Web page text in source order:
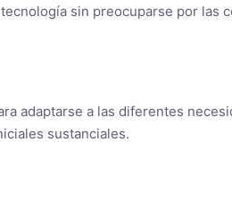
sin preocuparse por las
adaptarse a las diferentes
sustanciales.